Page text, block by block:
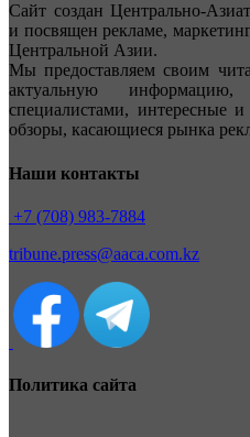
Сайт создан Центрально-
и посвящен рекламе,
Центральной Азии.
Мы предоставляем своим
актуальную
специалистами, интересные
обзоры, касающиеся рынка
Наши контакты
+7 (708) 983-7884
tribune.press@aaca.com.kz
Политика сайта